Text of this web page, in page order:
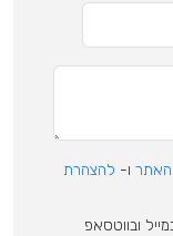
האתר ו- להצהרת
ובווטסאפ